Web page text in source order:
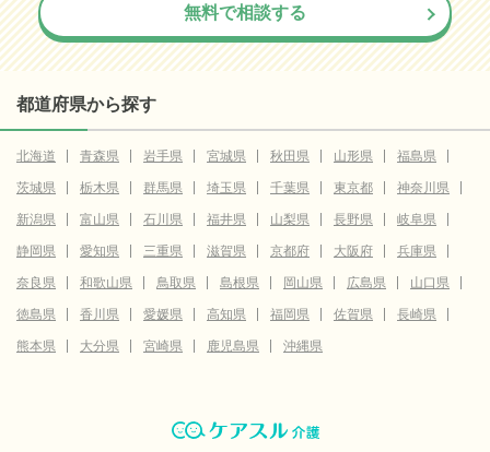
無料で相談する
都道府県から探す
北海道 青森県 岩手県 宮城県 秋田県 山形県
福島県
茨城県
栃木県 群馬県 埼玉県 千葉県 東京都
神奈川県
新潟県
富山県 石川県 福井県 山梨県 長野県
岐阜県
静岡県
愛知県 三重県 滋賀県 京都府 大阪府
兵庫県
奈良県
和歌山県 鳥取県 島根県 岡山県 広島県
山口県
徳島県
香川県 愛媛県 高知県 福岡県 佐賀県
長崎県
熊本県
大分県 宮崎県 鹿児島県 沖縄県